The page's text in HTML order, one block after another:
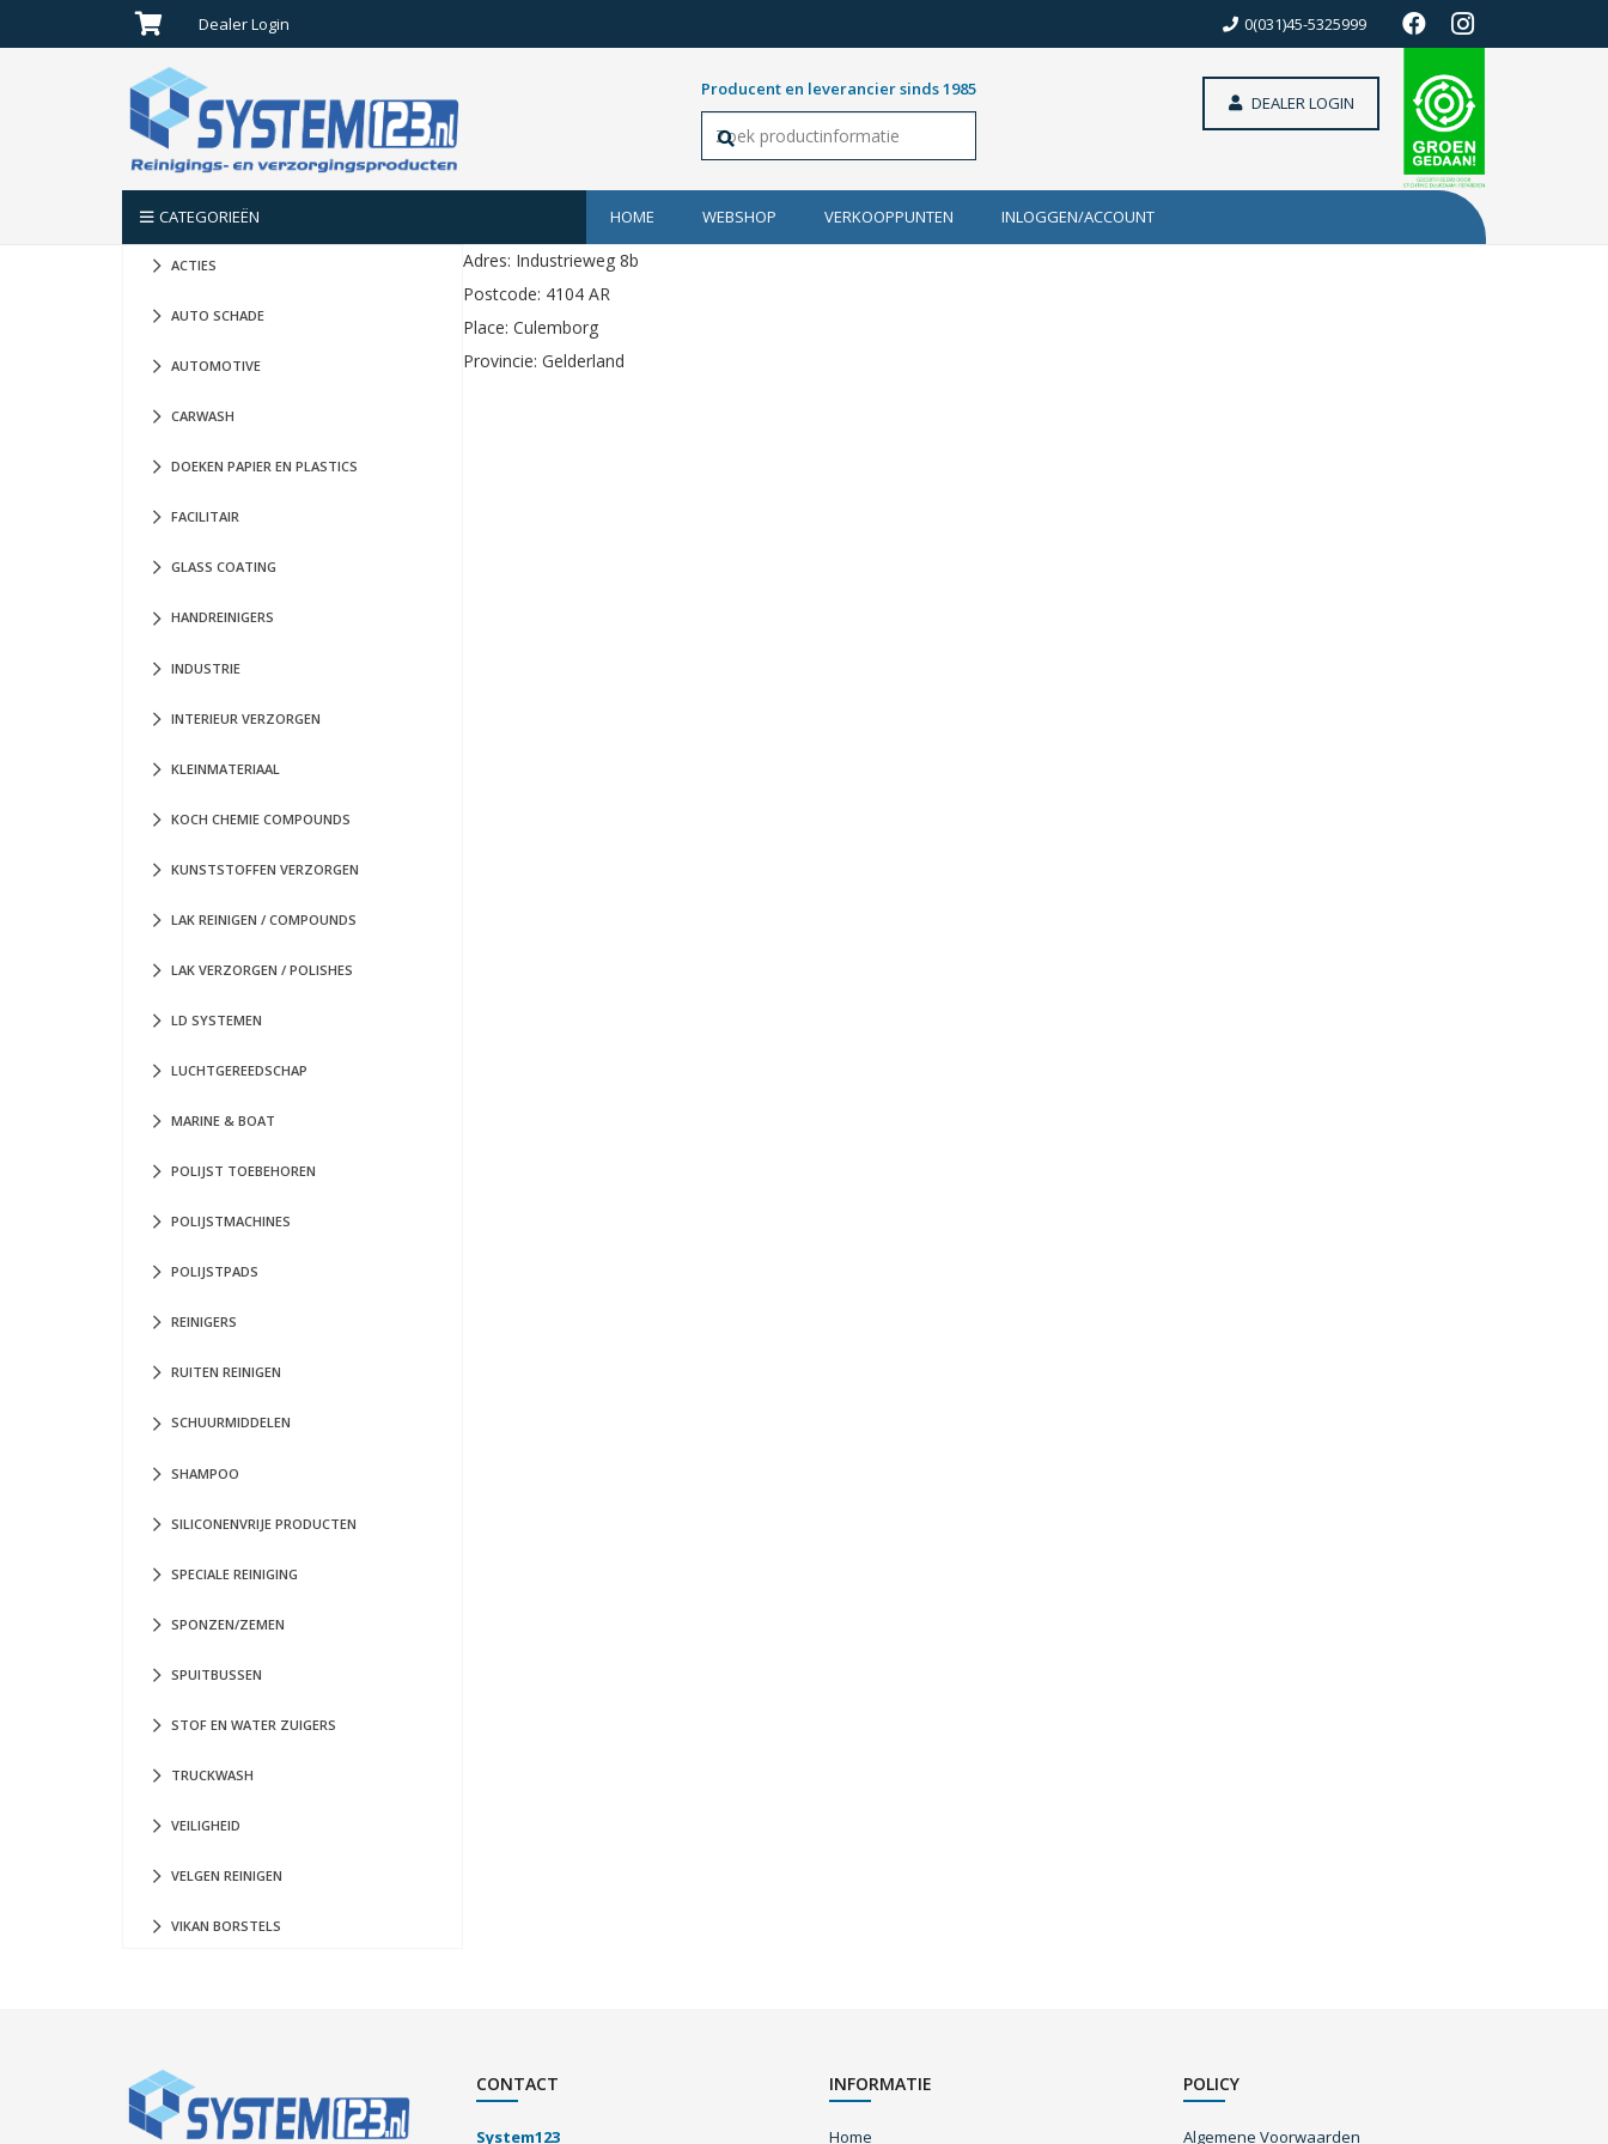
Dealer Login 0(031)45-5325999
Producent en leverancier sinds 1985
DEALER LOGIN
CATEGORIEËN HOME WEBSHOP VERKOOPPUNTEN INLOGGEN/ACCOUNT
ACTIES
AUTO SCHADE
AUTOMOTIVE
CARWASH
DOEKEN PAPIER EN PLASTICS
FACILITAIR
GLASS COATING
HANDREINIGERS
INDUSTRIE
INTERIEUR VERZORGEN
KLEINMATERIAAL
KOCH CHEMIE COMPOUNDS
KUNSTSTOFFEN VERZORGEN
LAK REINIGEN / COMPOUNDS
LAK VERZORGEN / POLISHES
LD SYSTEMEN
LUCHTGEREEDSCHAP
MARINE & BOAT
POLIJST TOEBEHOREN
POLIJSTMACHINES
POLIJSTPADS
REINIGERS
RUITEN REINIGEN
SCHUURMIDDELEN
SHAMPOO
SILICONENVRIJE PRODUCTEN
SPECIALE REINIGING
SPONZEN/ZEMEN
SPUITBUSSEN
STOF EN WATER ZUIGERS
TRUCKWASH
VEILIGHEID
VELGEN REINIGEN
VIKAN BORSTELS
Adres: Industrieweg 8b
Postcode: 4104 AR
Place: Culemborg
Provincie: Gelderland
CONTACT
System123
INFORMATIE
Home
POLICY
Algemene Voorwaarden